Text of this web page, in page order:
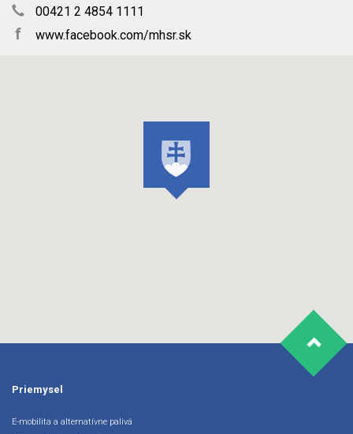
00421 2 4854 1111
f www.facebook.com/mhsr.sk
Priemysel
E-mobilita a alternatívne palivá